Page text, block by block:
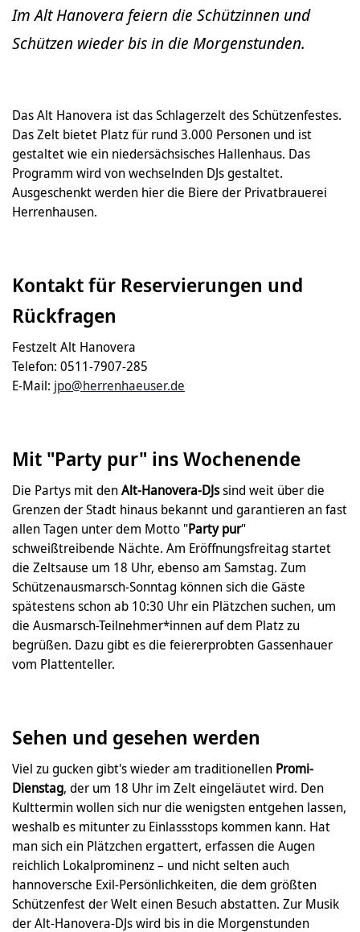
Im Alt Hanovera feiern die Schützinnen und
Schützen wieder bis in die Morgenstunden.
Das Alt Hanovera ist das Schlagerzelt des Schützenfestes.
Das Zelt bietet Platz für rund 3.000 Personen und ist
gestaltet wie ein niedersächsisches Hallenhaus. Das
Programm wird von wechselnden DJs gestaltet.
Ausgeschenkt werden hier die Biere der Privatbrauerei
Herrenhausen.
Kontakt für Reservierungen und
Rückfragen
Festzelt Alt Hanovera
Telefon: 0511-7907-285
E-Mail: jpo@herrenhaeuser.de
Mit "Party pur" ins Wochenende
Die Partys mit denAlt-Hanovera-DJssind weit über die
Grenzen der Stadt hinaus bekannt und garantieren an fast
allen Tagen unter dem Motto "Party pur"
schweißtreibende Nächte. Am Eröffnungsfreitag startet
die Zeltsause um 18 Uhr, ebenso am Samstag. Zum
Schützenausmarsch-Sonntag können sich die Gäste
spätestens schon ab 10:30 Uhr ein Plätzchen suchen, um
die Ausmarsch-Teilnehmer*innen auf dem Platz zu
begrüßen. Dazu gibt es die feiererprobten Gassenhauer
vom Plattenteller.
Sehen und gesehen werden
Viel zu gucken gibt's wieder am traditionellen Promi-
Dienstag, der um 18 Uhr im Zelt eingeläutet wird. Den
Kulttermin wollen sich nur die wenigsten entgehen lassen,
weshalb es mitunter zu Einlassstops kommen kann. Hat
man sich ein Plätzchen ergattert, erfassen die Augen
reichlich Lokalprominenz – und nicht selten auch
hannoversche Exil-Persönlichkeiten, die dem größten
Schützenfest der Welt einen Besuch abstatten. Zur Musik
der Alt-Hanovera-DJs wird bis in die Morgenstunden